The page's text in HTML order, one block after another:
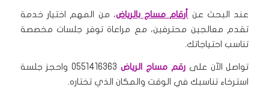
عند البحث عن أرقام مساج بالرياض، من المهم اختيار خدمة
تقدم معالجين محترفين، مع مراعاة توفر جلسات مخصصة
تناسب احتياجاتك.
تواصل الآن علىرقم مساج الرياض
0551416363 واحجز جلسة
استرخاء تناسبك في الوقت والمكان الذي تختاره.